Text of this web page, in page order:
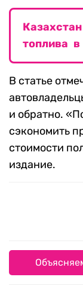
топлива
В статье
и обратно.
сэкономить
стоимости
издание.